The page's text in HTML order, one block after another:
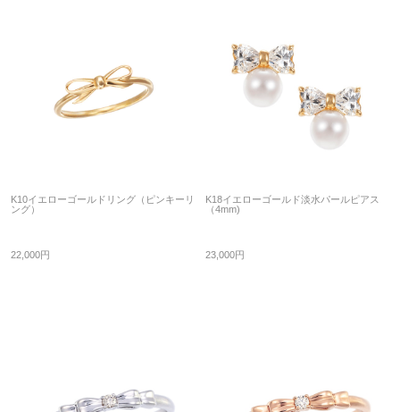
K10イエローゴールドリング（ピンキーリ
ング）
22,000円
K18イエローゴールド淡水パールピアス
（4mm)
23,000円